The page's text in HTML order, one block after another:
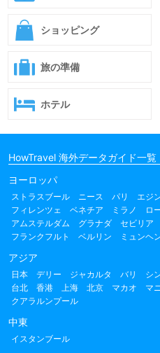
ショッピング
旅の準備
ホテル
HowTravel 海外データガイド一覧
ヨーロッパ
ストラスブール ニース パリ エジ
フィレンツェ
ベネチア ミラノ ロ
アムステルダム
グラナダ セビリア
フランクフルト
ベルリン ミュンヘ
アジア
日本 デリー ジャカルタ バリ シ
台北
香港 上海 北京 マカオ マ
クアラルンプール
中東
イスタンブール